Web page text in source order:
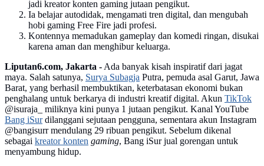
jadi kreator konten gaming jutaan pengikut.
Ia belajar autodidak, mengamati tren digital, dan mengubah
hobi gaming Free Fire jadi profesi.
Kontennya memadukan gameplay dan komedi ringan, disukai
karena aman dan menghibur keluarga.
Liputan6.com, Jakarta -Ada banyak kisah inspiratif dari jagat
maya. Salah satunya, Surya Subagja Putra, pemuda asal Garut, Jawa
Barat, yang berhasil membuktikan, keterbatasan ekonomi bukan
penghalang untuk berkarya di industri kreatif digital. Akun TikTok
@isuraja_ miliknya kini punya 1 jutaan pengikut. Kanal YouTube
Bang iSurdilanggani sejutaan pengguna, sementara akun Instagram
@bangisurr mendulang 29 ribuan pengikut. Sebelum dikenal
sebagai kreator konten gaming, Bang iSur jual gorengan untuk
menyambung hidup.